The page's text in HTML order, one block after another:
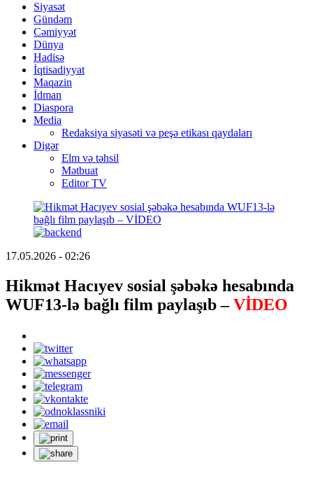
Siyasət
Gündəm
Cəmiyyət
Dünya
Hadisə
İqtisadiyyat
Maqazin
İdman
Diaspora
Media
Redaksiya siyasəti və peşə etikası qaydaları
Digər
Elm və təhsil
Mətbuat
Editor TV
17.05.2026 - 02:26
Hikmət Hacıyev sosial şəbəkə hesabında
WUF13-lə bağlı film paylaşıb –VİDEO